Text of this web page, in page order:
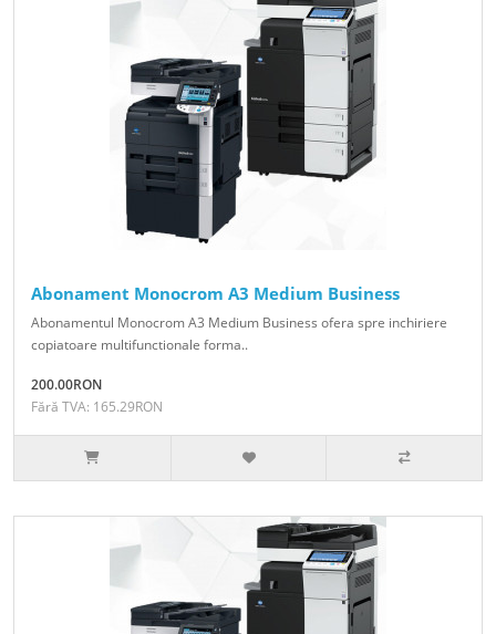
Abonament Monocrom A3 Medium Business
Abonamentul Monocrom A3 Medium Business ofera spre inchiriere
copiatoare multifunctionale forma..
200.00RON
Fără TVA: 165.29RON